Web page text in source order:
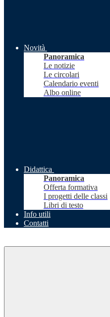
Novità
Panoramica
Le notizie
Le circolari
Calendario eventi
Albo online
Didattica
Panoramica
Offerta formativa
I progetti delle classi
Libri di testo
Info utili
Contatti